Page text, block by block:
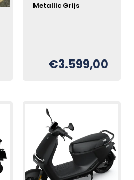
Metallic Grijs
€3.599,00